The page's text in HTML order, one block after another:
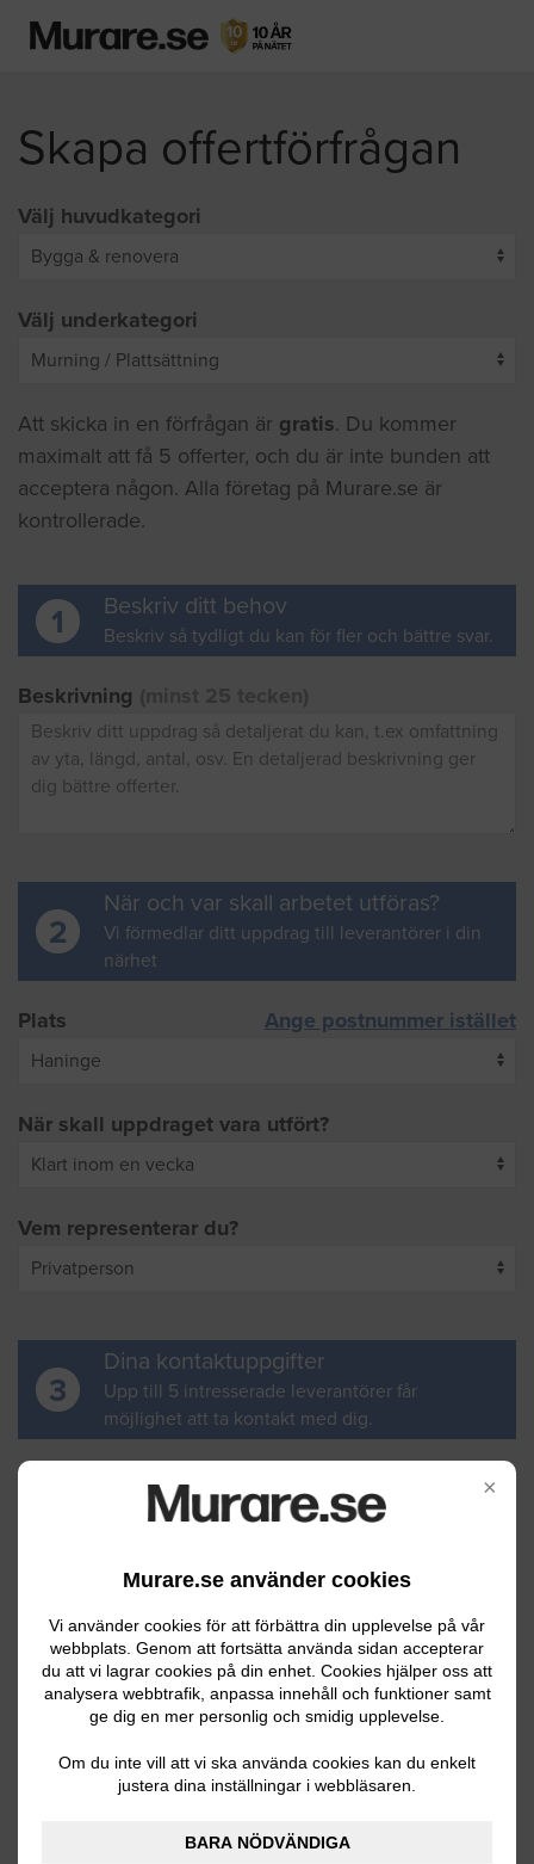
×
Murare.se använder cookies
Vi använder cookies för att förbättra din upplevelse på vår
webbplats. Genom att fortsätta använda sidan accepterar
du att vi lagrar cookies på din enhet. Cookies hjälper oss att
analysera webbtrafik, anpassa innehåll och funktioner samt
ge dig en mer personlig och smidig upplevelse.
Om du inte vill att vi ska använda cookies kan du enkelt
justera dina inställningar i webbläsaren.
BARA NÖDVÄNDIGA
Skapa offertförfrågan
Välj huvudkategori
Välj underkategori
Att skicka in en förfrågan är gratis. Du kommer
maximalt att få 5 offerter, och du är inte bunden att
acceptera någon. Alla företag på Murare.se är
kontrollerade.
1 Beskriv ditt behov
Beskriv så tydligt du kan för fler och bättre svar.
Beskrivning
2
När och var skall arbetet utföras?
Vi förmedlar ditt uppdrag till leverantörer i din
närhet
Plats Ange postnummer istället
När skall uppdraget vara utfört?
Vem representerar du?
3
Dina kontaktuppgifter
Upp till 5 intresserade leverantörer får
möjlighet att ta kontakt med dig.
Ditt för- och efternamn
Din e-postadress
Ditt telefonnummer
mina personuppgifter enligtanvändarvillkoren